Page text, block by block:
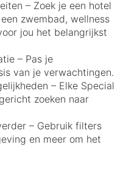
– Zoek je een hotel
zwembad, wellness
jou het belangrijkst
– Pas je
van je verwachtingen.
– Elke Special
zoeken naar
– Gebruik filters
en meer om het